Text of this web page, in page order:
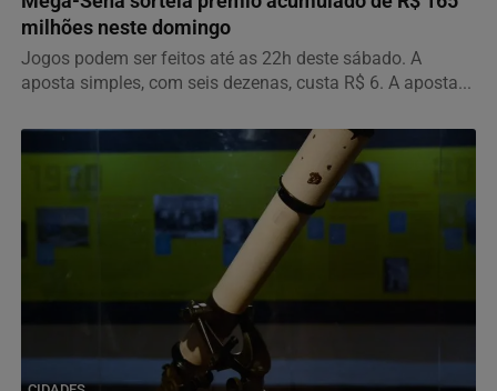
milhões neste domingo
Jogos podem ser feitos até as 22h deste sábado. A
aposta simples, com seis dezenas, custa R$ 6. A aposta...